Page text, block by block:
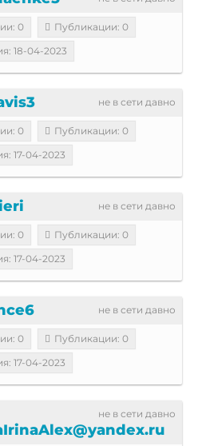
0
Публикации: 0
18-04-2023
не в сети давно
0
Публикации: 0
17-04-2023
не в сети давно
0
Публикации: 0
17-04-2023
не в сети давно
0
Публикации: 0
17-04-2023
не в сети давно